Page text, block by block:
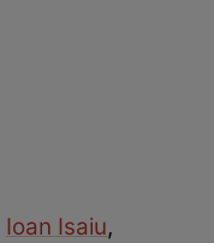
Ioan Isaiu,